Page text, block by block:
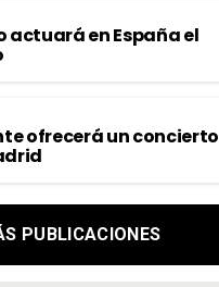
actuará en España el
ofrecerá un concierto
PUBLICACIONES